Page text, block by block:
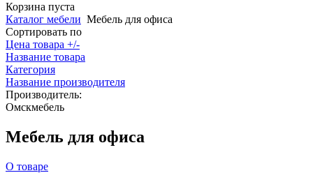
Корзина пуста
Каталог мебели Мебель для офиса
Сортировать по
Цена товара +/-
Название товара
Категория
Название производителя
Производитель:
Омскмебель
Мебель для офиса
О товаре